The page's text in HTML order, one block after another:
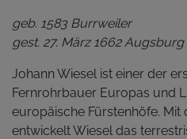
geb. 1583 Burrweiler
gest. 27. März 1662 Augsburg
Johann Wiesel ist einer der
Fernrohrbauer Europas und
europäische Fürstenhöfe. Mit
entwickelt Wiesel das